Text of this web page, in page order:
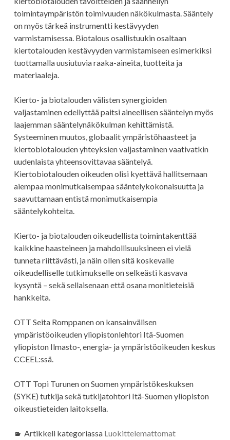
toimintaympäristön toimivuuden näkökulmasta. Sääntely
on myös tärkeä instrumentti kestävyyden
varmistamisessa. Biotalous osallistuukin osaltaan
kiertotalouden kestävyyden varmistamiseen esimerkiksi
tuottamalla uusiutuvia raaka-aineita, tuotteita ja
materiaaleja.
Kierto- ja biotalouden välisten synergioiden
valjastaminen edellyttää paitsi aineellisen sääntelyn myös
laajemman sääntelynäkökulman kehittämistä.
Systeeminen muutos, globaalit ympäristöhaasteet ja
kiertobiotalouden yhteyksien valjastaminen vaativatkin
uudenlaista yhteensovittavaa sääntelyä.
Kiertobiotalouden oikeuden olisi kyettävä hallitsemaan
aiempaa monimutkaisempaa sääntelykokonaisuutta ja
saavuttamaan entistä monimutkaisempia
sääntelykohteita.
Kierto- ja biotalouden oikeudellista toimintakenttää
kaikkine haasteineen ja mahdollisuuksineen ei vielä
tunneta riittävästi, ja näin ollen sitä koskevalle
oikeudelliselle tutkimukselle on selkeästi kasvava
kysyntä – sekä sellaisenaan että osana monitieteisiä
hankkeita.
OTT Seita Romppanen on kansainvälisen
ympäristöoikeuden yliopistonlehtori Itä-Suomen
yliopiston Ilmasto-, energia- ja ympäristöoikeuden keskus
CCEEL:ssä.
OTT Topi Turunen on Suomen ympäristökeskuksen
(SYKE) tutkija sekä tutkijatohtori Itä-Suomen yliopiston
oikeustieteiden laitoksella.
Artikkeli kategoriassa Luokittelemattomat